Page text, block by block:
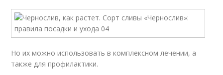
Но их можно использовать в комплексном лечении, а
также для профилактики.